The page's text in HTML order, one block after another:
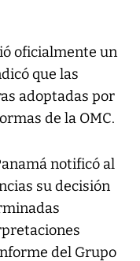
oficialmente un
que las
adoptadas por
de la OMC.
notificó al
su decisión
del Grupo